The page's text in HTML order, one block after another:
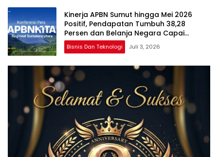
Kinerja APBN Sumut hingga Mei 2026
Positif, Pendapatan Tumbuh 38,28
Persen dan Belanja Negara Capai
Rp30,12 Triliun
Bisnis Dan Teknologi Juli 3, 2026